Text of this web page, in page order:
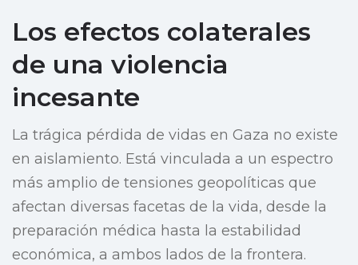
Los efectos colaterales
de una violencia
incesante
La trágica pérdida de vidas en Gaza no existe
en aislamiento. Está vinculada a un espectro
más amplio de tensiones geopolíticas que
afectan diversas facetas de la vida, desde la
preparación médica hasta la estabilidad
económica, a ambos lados de la frontera.